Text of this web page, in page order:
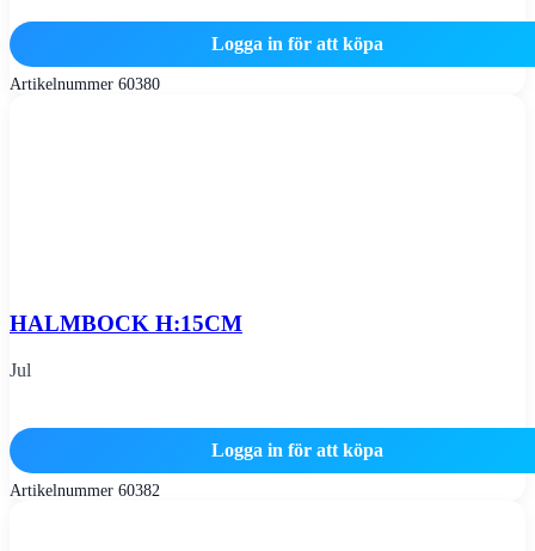
Logga in för att köpa
Artikelnummer 60380
HALMBOCK H:15CM
Jul
Logga in för att köpa
Artikelnummer 60382